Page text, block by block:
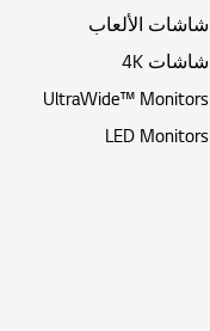
شاشات الألعاب
شاشات 4K
UltraWide™ Monitors
LED Monitors